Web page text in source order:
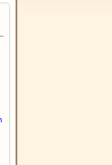
สถาปนากรมที่ดิน" ครบรอบ ๑๒๒